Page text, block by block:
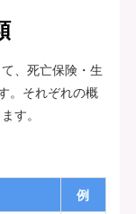
、死亡保険・生
。それぞれの概
す。
例